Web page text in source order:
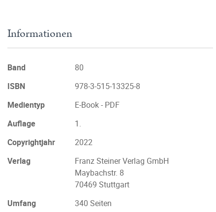
Informationen
Band
80
ISBN
978-3-515-13325-8
Medientyp
E-Book - PDF
Auflage
1.
Copyrightjahr
2022
Verlag
Franz Steiner Verlag GmbH
Maybachstr. 8
70469 Stuttgart
Umfang
340 Seiten